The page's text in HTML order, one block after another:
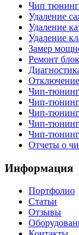
Чип
Удаление
Удаление
Удаление
Замер
Ремонт
Чип-
Чип-
Чип-тюнинг
Чип-
Чип-
Отчеты о
Информация
Портфолио
Статьи
Отзывы